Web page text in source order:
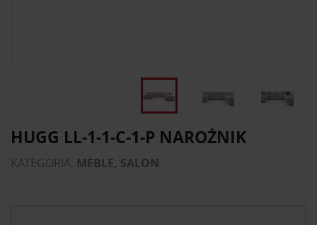
HUGG LL-1-1-C-1-P NAROŻNIK
KATEGORIA: MEBLE, SALON